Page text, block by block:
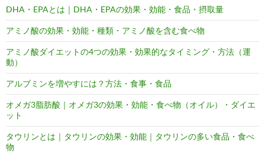
DHA・EPAとは｜DHA・EPAの効果・効能・食品・摂取量
アミノ酸の効果・効能・種類・アミノ酸を含む食べ物
アミノ酸ダイエットの4つの効果・効果的なタイミング・方法（運
動）
アルブミンを増やすには？方法・食事・食品
オメガ3脂肪酸｜オメガ3の効果・効能・食べ物（オイル）・ダイエ
ット
タウリンとは｜タウリンの効果・効能｜タウリンの多い食品・食べ
物